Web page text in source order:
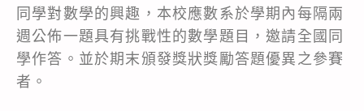
同學對數學的興趣，本校應數系於學期內每隔兩
週公佈一題具有挑戰性的數學題目，邀請全國同
學作答。並於期末頒發獎狀獎勵答題優異之參賽
者。